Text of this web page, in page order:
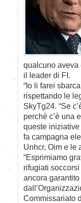
qualcuno aveva
il leader di FI.
“Io li farei
rispettando le
SkyTg24. “Se
perchè c’è una
queste
fa campagna
Unhcr, Oim e le
“Esprimiamo
rifugiati
ancora
Commissariato